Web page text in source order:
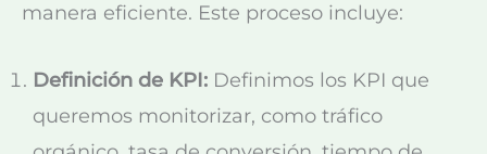
manera eficiente. Este proceso incluye:
Definición de KPI: Definimos los KPI que
queremos monitorizar, como tráfico